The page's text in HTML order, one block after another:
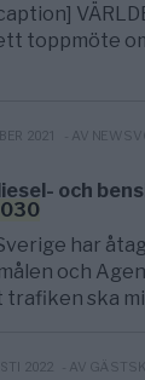
toppmöte
2021 - AV
och
har
och
ska
2022 - AV